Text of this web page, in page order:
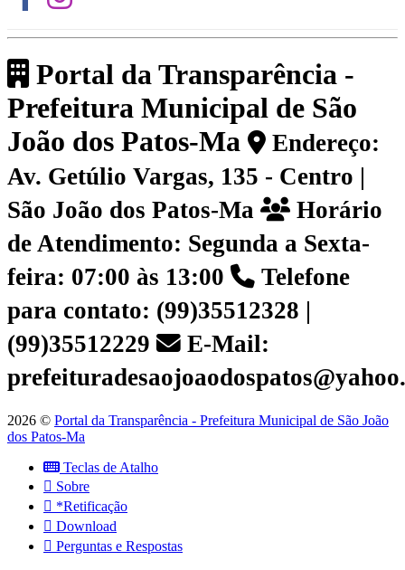
Portal da Transparência -
Prefeitura Municipal de São
João dos Patos-Ma
Endereço:
Av. Getúlio Vargas, 135 - Centro |
São João dos Patos-Ma
Horário
de Atendimento: Segunda a Sexta-
feira: 07:00 às 13:00
Telefone
para contato: (99)35512328 |
(99)35512229
E-Mail:
2026 © Portal da Transparência - Prefeitura Municipal de São João
dos Patos-Ma
Teclas de Atalho
Sobre
*Retificação
Download
Perguntas e Respostas